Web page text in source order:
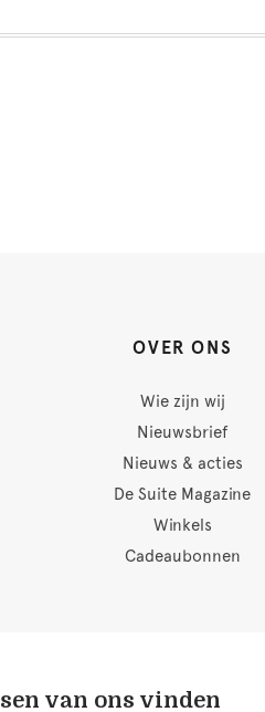
OVER ONS
Wie zijn wij
Nieuwsbrief
Nieuws & acties
De Suite Magazine
Winkels
Cadeaubonnen
van ons vinden